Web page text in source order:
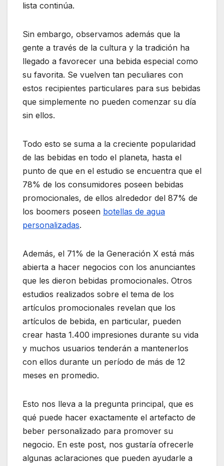
lista continúa.
Sin embargo, observamos además que la
gente a través de la cultura y la tradición ha
llegado a favorecer una bebida especial como
su favorita. Se vuelven tan peculiares con
estos recipientes particulares para sus bebidas
que simplemente no pueden comenzar su día
sin ellos.
Todo esto se suma a la creciente popularidad
de las bebidas en todo el planeta, hasta el
punto de que en el estudio se encuentra que el
78% de los consumidores poseen bebidas
promocionales, de ellos alrededor del 87% de
los boomers poseen botellas de agua
personalizadas.
Además, el 71% de la Generación X está más
abierta a hacer negocios con los anunciantes
que les dieron bebidas promocionales. Otros
estudios realizados sobre el tema de los
artículos promocionales revelan que los
artículos de bebida, en particular, pueden
crear hasta 1.400 impresiones durante su vida
y muchos usuarios tenderán a mantenerlos
con ellos durante un período de más de 12
meses en promedio.
Esto nos lleva a la pregunta principal, que es
qué puede hacer exactamente el artefacto de
beber personalizado para promover su
negocio. En este post, nos gustaría ofrecerle
algunas aclaraciones que pueden ayudarle a